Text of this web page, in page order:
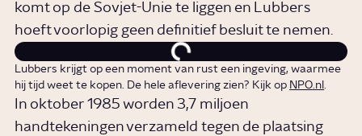
komt op de Sovjet-Unie te liggen en Lubbers
hoeft voorlopig geen definitief besluit te nemen.
Lubbers krijgt op een moment van rust een ingeving, waarmee
hij tijd weet te kopen. De hele aflevering zien? Kijk op NPO.nl.
In oktober 1985 worden 3,7 miljoen
handtekeningen verzameld tegen de plaatsing